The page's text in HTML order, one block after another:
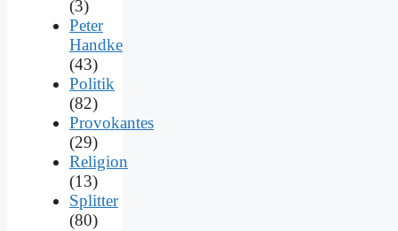
(3)
Peter
Handke
(43)
Politik
(82)
Provokantes
(29)
Religion
(13)
Splitter
(80)